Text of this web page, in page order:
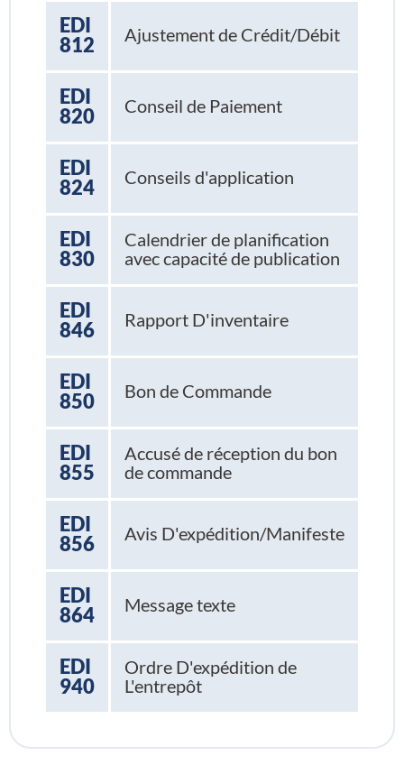
EDI
812
Ajustement de Crédit/Débit
EDI
820
Conseil de Paiement
EDI
824
Conseils d'application
EDI
830
Calendrier de planification
avec capacité de publication
EDI
846
Rapport D'inventaire
EDI
850
Bon de Commande
EDI
855
Accusé de réception du bon
de commande
EDI
856
Avis D'expédition/Manifeste
EDI
864
Message texte
EDI
940
Ordre D'expédition de
L'entrepôt